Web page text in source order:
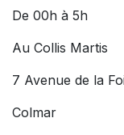
De 00h à 5h
Au Collis Martis
7 Avenue de la
Colmar